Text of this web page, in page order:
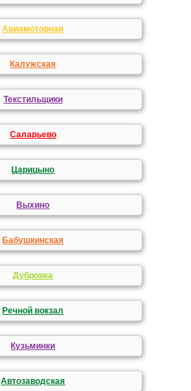
Авиамоторная
Калужская
Текстильщики
Саларьево
Царицыно
Выхино
Бабушкинская
Дубровка
Речной вокзал
Кузьминки
Автозаводская